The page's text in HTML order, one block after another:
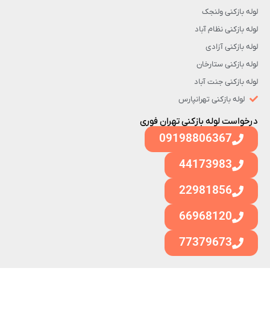
لوله بازکنی ولنجک
لوله بازکنی نظام آباد
لوله بازکنی آزادی
لوله بازکنی ستارخان
لوله بازکنی جنت آباد
لوله بازکنی تهرانپارس
درخواست لوله بازکنی تهران فوری
09198806367
44173983
22981856
66968120
77379673